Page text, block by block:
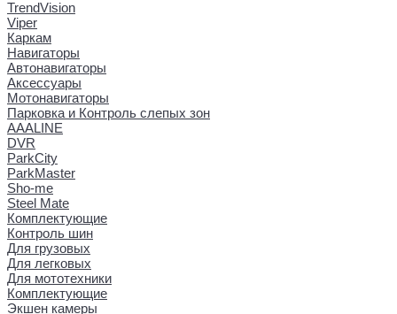
TrendVision
Viper
Каркам
Навигаторы
Автонавигаторы
Аксессуары
Мотонавигаторы
Парковка и Контроль слепых зон
AAALINE
DVR
ParkCity
ParkMaster
Sho-me
Steel Mate
Комплектующие
Контроль шин
Для грузовых
Для легковых
Для мототехники
Комплектующие
Экшен камеры